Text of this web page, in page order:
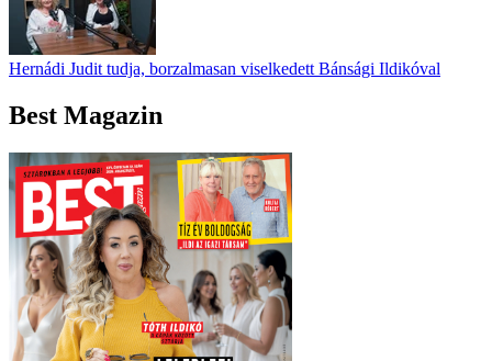
Hernádi Judit tudja, borzalmasan viselkedett Bánsági Ildikóval
Best Magazin